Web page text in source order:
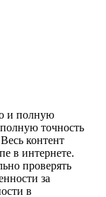
и полную
точность
контент
в интернете.
проверять
за
в